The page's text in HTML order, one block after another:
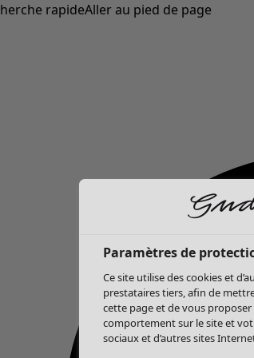
rapideAller au pied de page
Paramètres de
Ce site utilise des cookies et
prestataires tiers, afin de
cette page et de vous
comportement sur le site et
sociaux et d’autres sites